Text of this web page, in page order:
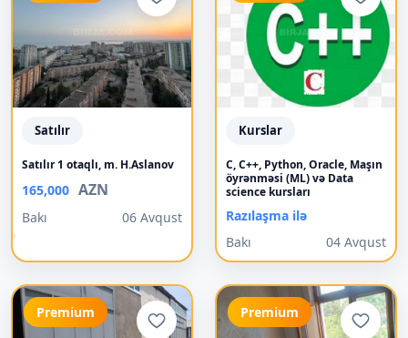
Satılır
Satılır 1 otaqlı, m. H.Aslanov
165,000 AZN
Bakı 06 Avqust
Kurslar
C, C++, Python, Oracle, Maşın
öyrənməsi (ML) və Data
science kursları
Razılaşma ilə
Bakı
04 Avqust
Premium Premium